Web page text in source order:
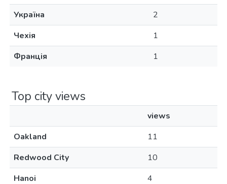
Україна
2
Чехія
1
Франція
1
Top city views
views
Oakland
11
Redwood City
10
Hanoi
4